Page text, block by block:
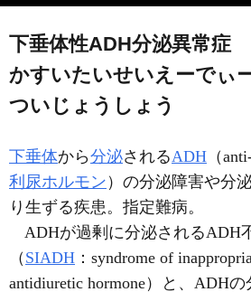
下垂体性ADH分泌異常症
かすいたいせいえーでぃ
ついじょうしょう
下垂体から分泌されるADH （
利尿ホルモン ）の分泌障害や分
り生ずる疾患。指定難病。
ADHが過剰に分泌されるADH
（ SIADH ：syndrome of
antidiuretic hormone）と、ADH